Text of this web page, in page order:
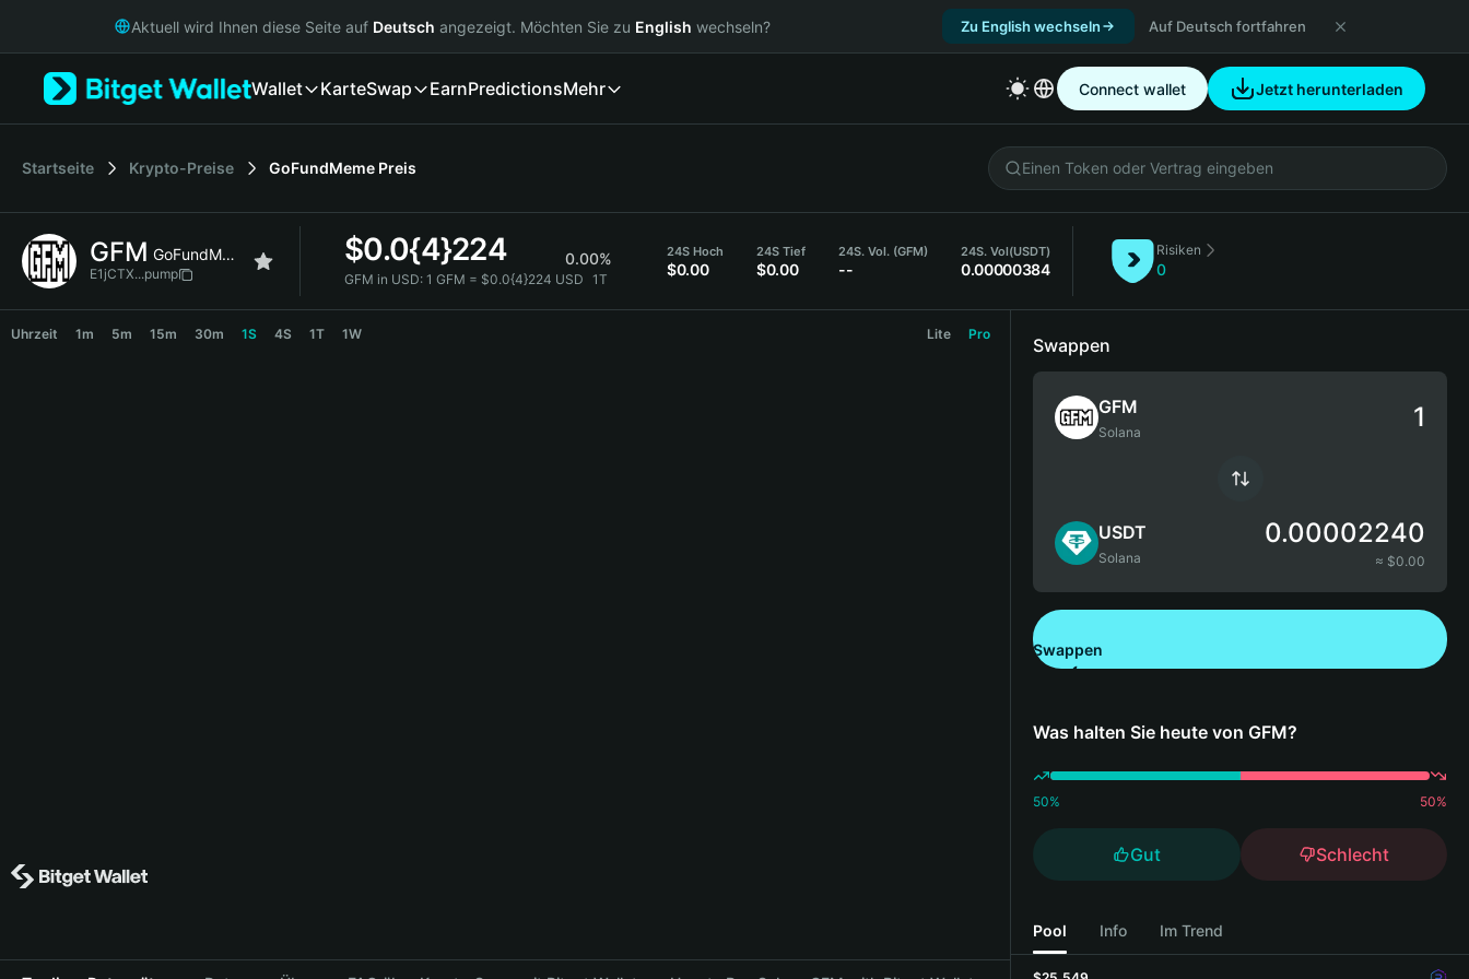
Русский
Italiano
简体中文
繁體中文
Bahasa Indonesia
Aktuell wird Ihnen diese Seite auf Deutsch angezeigt. Möchten Sie zu English wechseln? Zu English wechseln Auf Deutsch fortfahren
Wallet KarteSwap EarnPredictionsMehr Connect wallet Jetzt herunterladen
Startseite Krypto-Preise GoFundMeme Preis
GFM GoFundMeme
E1jCTX...pump
$0.0{4}224 0.00%
GFM in USD: 1 GFM = $0.0{4}224 USD 1T
24S Hoch
$0.00
24S Tief
$0.00
24S. Vol. (GFM)
--
24S. Vol(USDT)
0.00000384
Risiken
0
Uhrzeit 1m 5m 15m 30m 1S 4S 1T 1W Lite Pro
Swappen
GFM
Solana
USDT
Solana
0.00002240
≈ $0.00
Swappen
Was halten Sie heute von GFM?
50% 50%
Gut Schlecht
Pool Info Im Trend